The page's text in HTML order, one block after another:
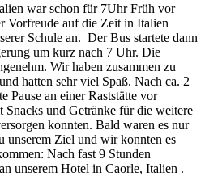
war schon für 7Uhr Früh vor
Vorfreude auf die Zeit in Italien
Schule an. Der Bus startete dann
um kurz nach 7 Uhr. Die
Wir haben zusammen zu
hatten sehr viel Spaß. Nach ca. 2
Pause an einer Raststätte vor
und Getränke für die weitere
konnten. Bald waren es nur
unserem Ziel und wir konnten es
Nach fast 9 Stunden
unserem Hotel in Caorle, Italien .